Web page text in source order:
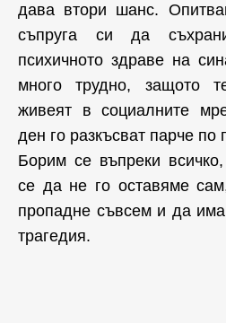
дава втори шанс.
съпруга си да
психичното здраве на
много трудно, защото
живеят в социалните
ден го разкъсват парче по
Борим се въпреки
се да не го оставяме
пропадне съвсем и да
трагедия.